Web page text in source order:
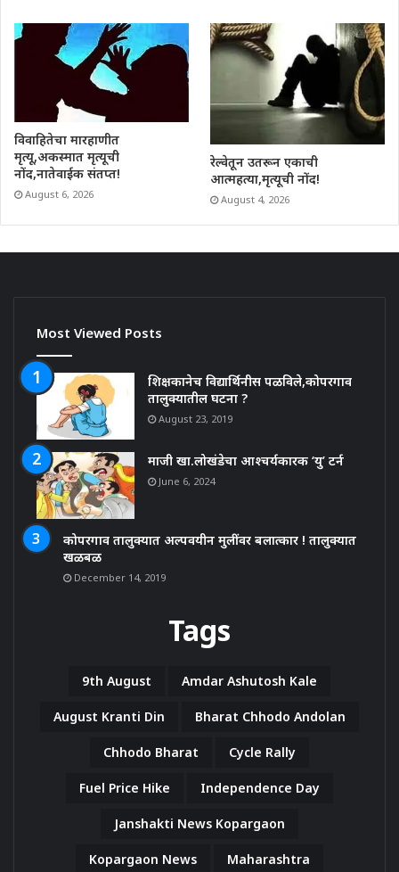
विवाहितेचा मारहाणीत
मृत्यू,अकस्मात मृत्यूची
नोंद,नातेवाईक संतप्त!
August 6, 2026
रेल्वेतून उतरून एकाची
आत्महत्या,मृत्यूची नोंद!
August 4, 2026
Most Viewed Posts
शिक्षकानेच विद्यार्थिनीस पळविले,कोपरगाव
तालुक्यातील घटना ?
August 23, 2019
माजी खा.लोखंडेचा आश्चर्यकारक ‘यु’ टर्न
June 6, 2024
कोपरगाव तालुक्यात अल्पवयीन मुलींवर बलात्कार ! तालुक्यात
खळबळ
December 14, 2019
Tags
9th August Amdar Ashutosh Kale
August Kranti Din Bharat Chhodo Andolan
Chhodo Bharat Cycle Rally
Fuel Price Hike Independence Day
Janshakti News Kopargaon
Kopargaon News Maharashtra